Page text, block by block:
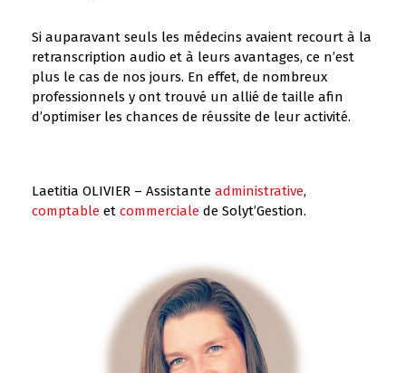
Si auparavant seuls les médecins avaient recourt à la
retranscription audio et à leurs avantages, ce n’est
plus le cas de nos jours. En effet, de nombreux
professionnels y ont trouvé un allié de taille afin
d’optimiser les chances de réussite de leur activité.
Laetitia OLIVIER – Assistante administrative,
comptable et commerciale de Solyt’Gestion.